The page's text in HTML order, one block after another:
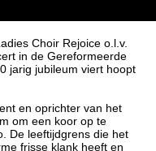
Choir Rejoice o.l.v.
in de Gereformeerde
jarig jubileum viert hoopt
en oprichter van het
om een koor op te
De leeftijdgrens die het
frisse klank heeft en